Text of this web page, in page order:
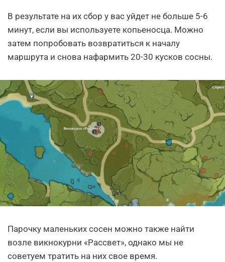
В результате на их сбор у вас уйдет не больше 5-6
минут, если вы используете копьеносца. Можно
затем попробовать возвратиться к началу
маршрута и снова нафармить 20-30 кусков сосны.
Парочку маленьких сосен можно также найти
возле викнокурни «Рассвет», однако мы не
советуем тратить на них свое время.